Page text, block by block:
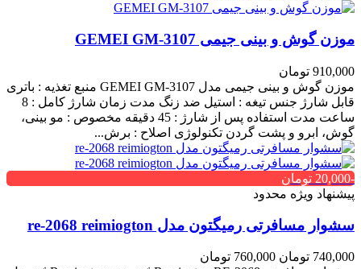
موزن گوش و بینی جیمی GEMEI GM-3107
910,000 تومان
موزن گوش و بینی جیمی مدل GEMEI GM-3107 منبع تغذیه : باتری
قابل شارژ جنس تیغه : استیل ضد زنگ مدت زمان شارژ کامل : 8
ساعت مدت استفاده پس از شارژ : 45 دقیقه مخصوص : مو بینی،
گوش، ابرو و پشت گردن تکنولوژی اصلاح : برش...
-20,000 تومان
پیشنهاد ویژه محدود
سشوار مسافرتی رمیگتون مدل re-2068 reimiogton
740,000 تومان
760,000 تومان